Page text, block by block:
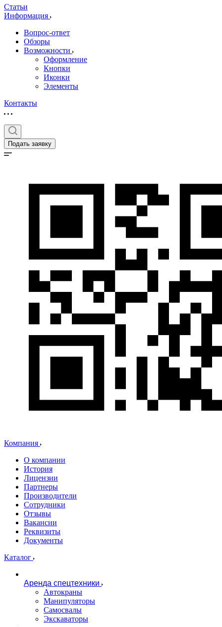
Статьи
Информация
Вопрос-ответ
Обзоры
Возможности
Оформление
Кнопки
Иконки
Элементы
Контакты
Подать заявку
Компания
О компании
История
Лицензии
Партнеры
Производители
Сотрудники
Отзывы
Вакансии
Реквизиты
Документы
Каталог
Аренда спецтехники
Автокраны
Манипуляторы
Самосвалы
Экскаваторы